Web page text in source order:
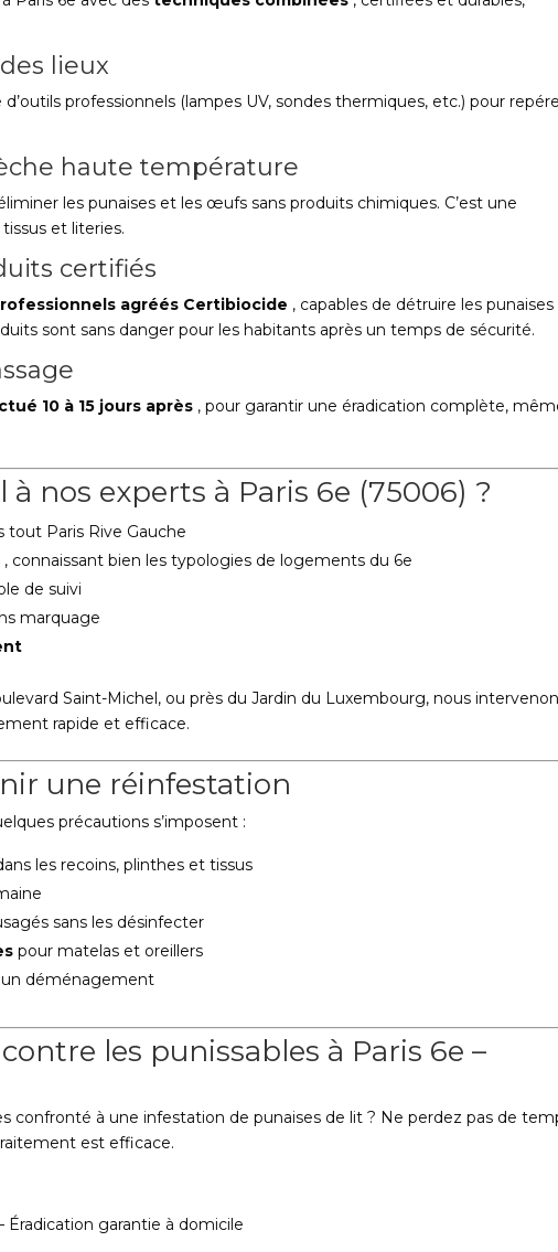
lieux
d’outils professionnels (lampes UV, sondes thermiques, etc.) pour
haute température
les punaises et les œufs sans produits chimiques. C’est une
et literies.
certifiés
agréés Certibiocide , capables de détruire les punaises
sont sans danger pour les habitants après un temps de sécurité.
10 à 15 jours après , pour garantir une éradication complète,
nos experts à Paris 6e (75006) ?
tout Paris Rive Gauche
, connaissant bien les typologies de logements du 6e
de suivi
marquage
Saint-Michel, ou près du Jardin du Luxembourg, nous
rapide et efficace.
une réinfestation
précautions s’imposent :
les recoins, plinthes et tissus
sans les désinfecter
pour matelas et oreillers
un déménagement
les punissables à Paris 6e –
confronté à une infestation de punaises de lit ? Ne perdez pas de
est efficace.
garantie à domicile